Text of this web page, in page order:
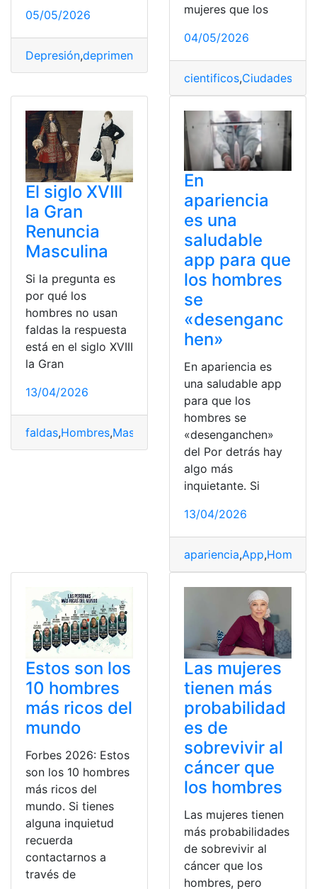
05/05/2026
Depresión,deprimen
mujeres que los
04/05/2026
cientificos,Ciudades
El siglo XVIII
la Gran
Renuncia
Masculina
Si la pregunta es
por qué los
hombres no usan
faldas la respuesta
está en el siglo XVIII
la Gran
13/04/2026
faldas,Hombres,Masculina pregunta,Renuncia,
En
apariencia
es una
saludable
app para que
los hombres
se
«desenganc
hen»
En apariencia es
una saludable app
para que los
hombres se
«desenganchen»
del Por detrás hay
algo más
inquietante. Si
13/04/2026
apariencia,App,Hombres
Estos son los
10 hombres
más ricos del
mundo
Forbes 2026: Estos
son los 10 hombres
más ricos del
mundo. Si tienes
alguna inquietud
recuerda
contactarnos a
través de
Las mujeres
tienen más
probabilidad
es de
sobrevivir al
cáncer que
los hombres
Las mujeres tienen
más probabilidades
de sobrevivir al
cáncer que los
hombres, pero